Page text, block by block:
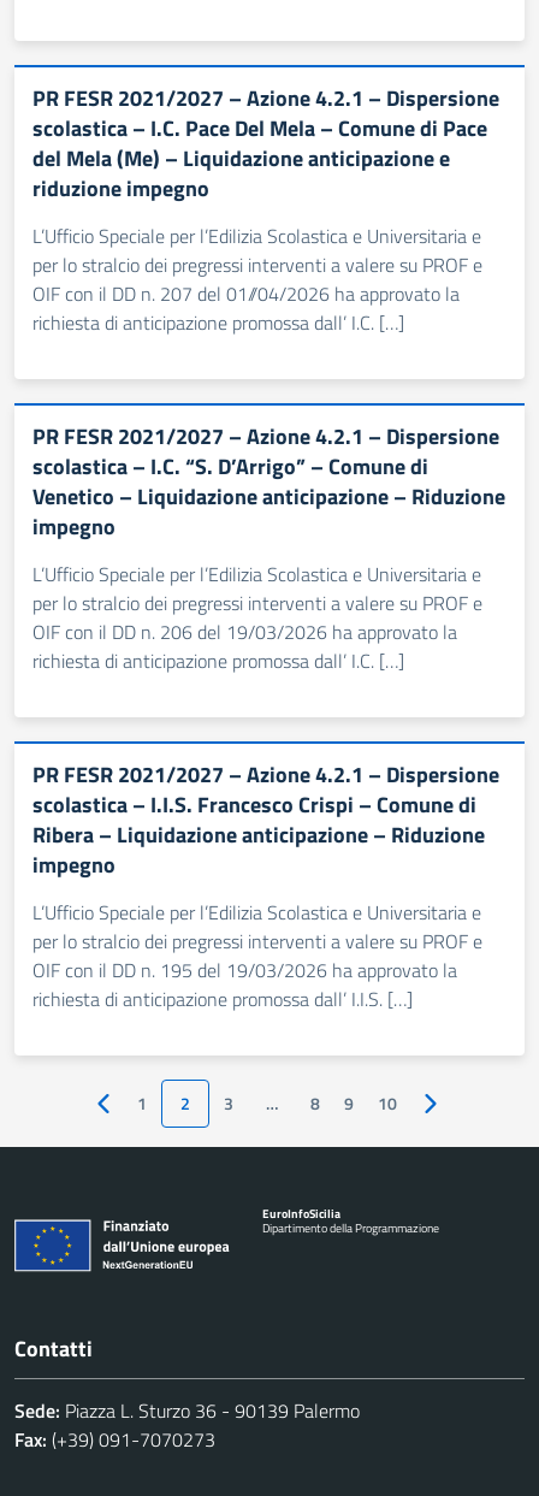
PR FESR 2021/2027 – Azione 4.2.1 – Dispersione
scolastica – I.C. Pace Del Mela – Comune di Pace
del Mela (Me) – Liquidazione anticipazione e
riduzione impegno
L’Ufficio Speciale per l’Edilizia Scolastica e Universitaria e
per lo stralcio dei pregressi interventi a valere su PROF e
OIF con il DD n. 207 del 01//04/2026 ha approvato la
richiesta di anticipazione promossa dall’ I.C. […]
PR FESR 2021/2027 – Azione 4.2.1 – Dispersione
scolastica – I.C. “S. D’Arrigo” – Comune di
Venetico – Liquidazione anticipazione – Riduzione
impegno
L’Ufficio Speciale per l’Edilizia Scolastica e Universitaria e
per lo stralcio dei pregressi interventi a valere su PROF e
OIF con il DD n. 206 del 19/03/2026 ha approvato la
richiesta di anticipazione promossa dall’ I.C. […]
PR FESR 2021/2027 – Azione 4.2.1 – Dispersione
scolastica – I.I.S. Francesco Crispi – Comune di
Ribera – Liquidazione anticipazione – Riduzione
impegno
L’Ufficio Speciale per l’Edilizia Scolastica e Universitaria e
per lo stralcio dei pregressi interventi a valere su PROF e
OIF con il DD n. 195 del 19/03/2026 ha approvato la
richiesta di anticipazione promossa dall’ I.I.S. […]
Pagina precedente
1 2 3 … 8 9 10 Pagina
EuroInfoSicilia
Dipartimento della Programmazione
Contatti
Sede: Piazza L. Sturzo 36 - 90139 Palermo
Fax: (+39) 091-7070273